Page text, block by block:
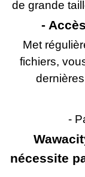
de grande
-
Met
fichiers,
-
nécessite